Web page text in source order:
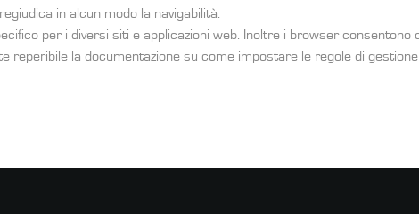
in alcun modo la navigabilità.
per i diversi siti e applicazioni web. Inoltre i browser
reperibile la documentazione su come impostare le regole di